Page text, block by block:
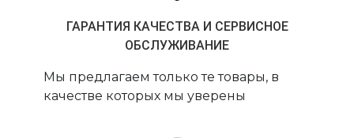
ГАРАНТИЯ КАЧЕСТВА И СЕРВИСНОЕ
ОБСЛУЖИВАНИЕ
Мы предлагаем только те товары, в
качестве которых мы уверены